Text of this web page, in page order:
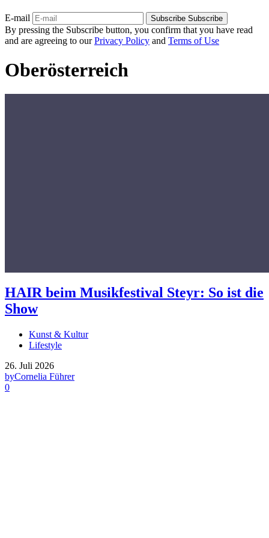
E-mail Subscribe Subscribe
By pressing the Subscribe button, you confirm that you have read
and are agreeing to ourPrivacy Policy and Terms of Use
Oberösterreich
HAIR beim Musikfestival Steyr: So ist die
Show
Kunst & Kultur
Lifestyle
26. Juli 2026
byCornelia Führer
0